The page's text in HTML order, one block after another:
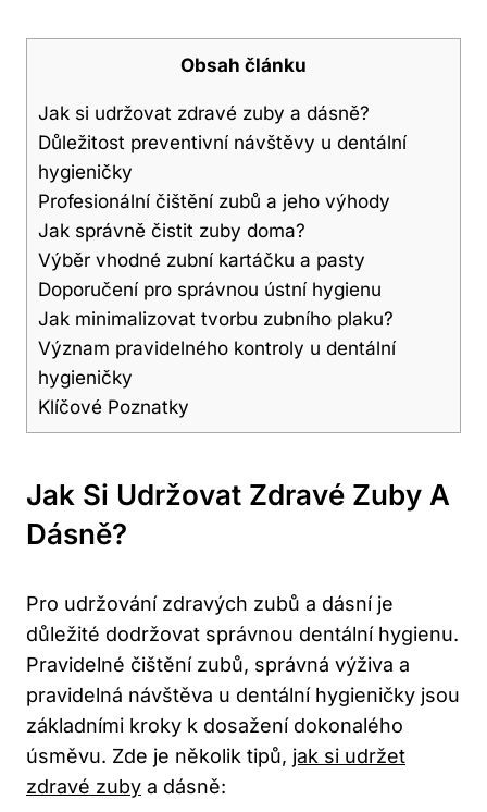
Obsah článku
Jak si udržovat zdravé zuby a dásně?
Důležitost preventivní návštěvy u dentální
hygieničky
Profesionální čištění zubů a jeho výhody
Jak správně čistit zuby doma?
Výběr vhodné zubní kartáčku a pasty
Doporučení pro správnou ústní hygienu
Jak minimalizovat tvorbu zubního plaku?
Význam pravidelného kontroly u dentální
hygieničky
Klíčové Poznatky
Jak Si Udržovat Zdravé Zuby A
Dásně?
Pro udržování zdravých zubů a dásní je
důležité dodržovat správnou dentální hygienu.
Pravidelné čištění zubů, správná výživa a
pravidelná návštěva u dentální hygieničky jsou
základními kroky k dosažení dokonalého
úsměvu. Zde je několik tipů, jak si udržet
zdravé zuby a dásně: